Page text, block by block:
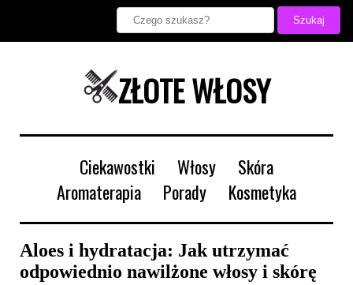
ZŁOTE WŁOSY
Ciekawostki Włosy
Skóra
Aromaterapia
Porady Kosmetyka
Aloes i hydratacja: Jak utrzymać
odpowiednio nawilżone włosy i skórę